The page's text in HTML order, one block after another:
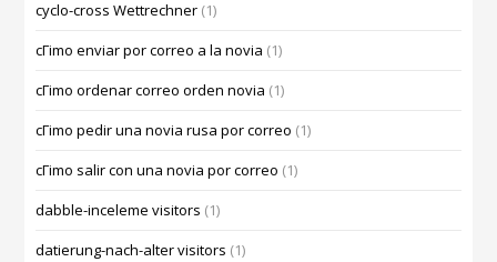
cyclo-cross Wettrechner (1)
cГіmo enviar por correo a la novia (1)
cГіmo ordenar correo orden novia (1)
cГіmo pedir una novia rusa por correo (1)
cГіmo salir con una novia por correo (1)
dabble-inceleme visitors (1)
datierung-nach-alter visitors (1)